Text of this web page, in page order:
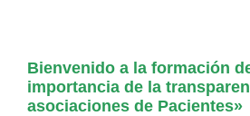
Bienvenido a la formación
importancia de la
asociaciones de Pacientes»